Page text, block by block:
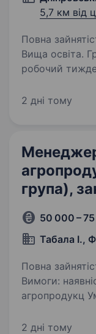
5,7 км від
Повна
Вища освіта. Графік роботи: п’ятиденний
робочий
та амбітне
2 дні тому
Менеджер
група),
50 000 –
Табала І.,
Повна
Вимоги: наявність авто, досвід в закупівлях
агропродукц Умови роботи: ненормований
день,
2 дні тому